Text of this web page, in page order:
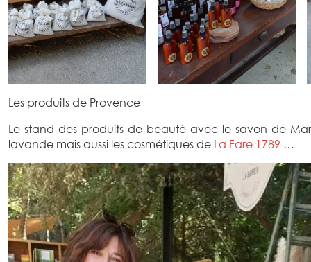
Les produits de Provence
Le stand des produits de beauté avec le savon de
lavande mais aussi les cosmétiques de La Fare 1789 …